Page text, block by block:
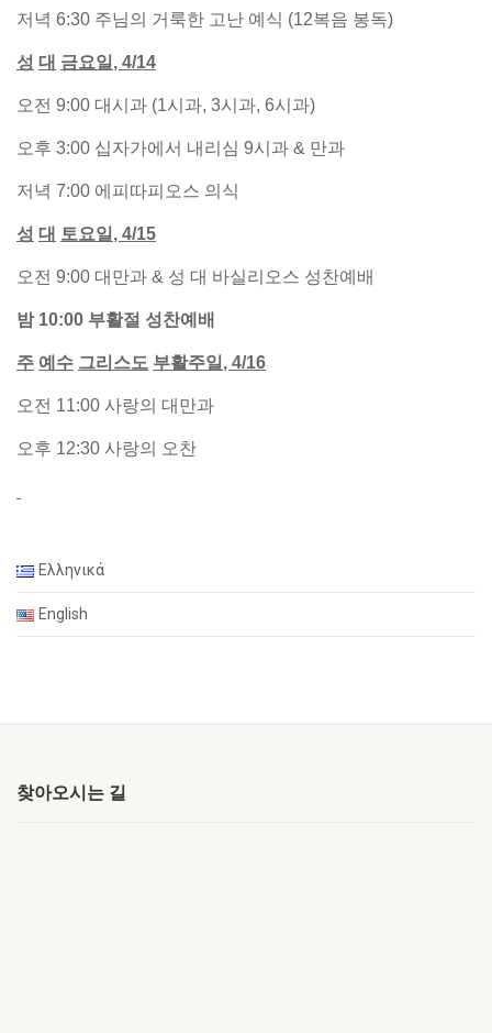
저녁 6:30 주님의 거룩한 고난 예식 (12복음 봉독)
성 대 금요일 , 4/14
오전 9:00 대시과 (1시과, 3시과, 6시과)
오후 3:00 십자가에서 내리심 9시과 & 만과
저녁 7:00 에피따피오스 의식
성 대 토요일 , 4/15
오전 9:00 대만과 & 성 대 바실리오스 성찬예배
밤10:00 부활절 성찬예배
주 예수 그리스도 부활주일 , 4/16
오전 11:00 사랑의 대만과
오후 12:30 사랑의 오찬
Ελληνικά
English
찾아오시는 길